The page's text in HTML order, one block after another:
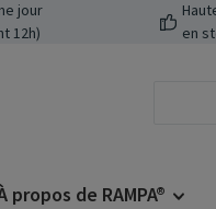
jour
12h)
en
propos de RAMPA®